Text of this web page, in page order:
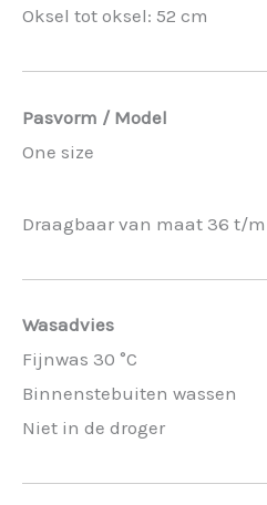
Oksel tot oksel: 52 cm
Pasvorm / Model
One size
Draagbaar van maat 36 t/
Wasadvies
Fijnwas 30 °C
Binnenstebuiten wassen
Niet in de droger